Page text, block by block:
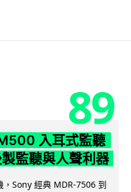
89
入耳式監聽
監聽與人聲利器
Sony 經典 MDR-7506 到